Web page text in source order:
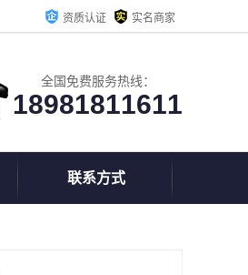
资质认证 实名商家
全国免费服务热线：
18981811611
联系方式